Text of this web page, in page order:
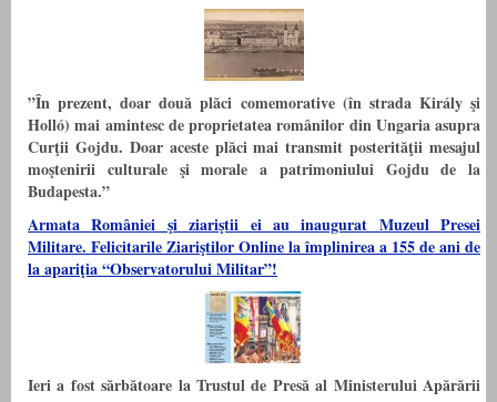
”În prezent, doar două plăci comemorative (în strada Király şi
Holló) mai amintesc de proprietatea românilor din Ungaria asupra
Curţii Gojdu. Doar aceste plăci mai transmit posterităţii mesajul
moştenirii culturale şi morale a patrimoniului Gojdu de la
Budapesta.”
Armata României şi ziariştii ei au inaugurat Muzeul Presei
Militare. Felicitarile Ziariştilor Online la împlinirea a 155 de ani de
la apariţia “Observatorului Militar”!
Ieri a fost sărbătoare la Trustul de Presă al Ministerului Apărării